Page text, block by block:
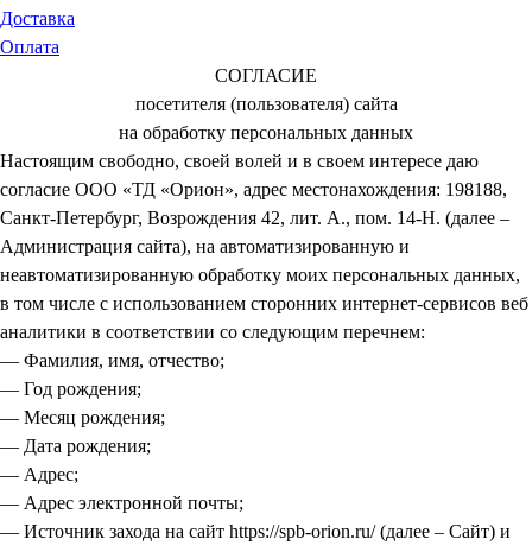
Доставка
Оплата
СОГЛАСИЕ
посетителя (пользователя) сайта
на обработку персональных данных
Настоящим свободно, своей волей и в своем интересе даю
согласие ООО «ТД «Орион», адрес местонахождения: 198188,
Санкт-Петербург, Возрождения 42, лит. А., пом. 14-Н. (далее –
Администрация сайта), на автоматизированную и
неавтоматизированную обработку моих персональных данных,
в том числе с использованием сторонних интернет-сервисов веб
аналитики в соответствии со следующим перечнем:
— Фамилия, имя, отчество;
— Год рождения;
— Месяц рождения;
— Дата рождения;
— Адрес;
— Адрес электронной почты;
— Источник захода на сайт https://spb-orion.ru/ (далее – Сайт) и